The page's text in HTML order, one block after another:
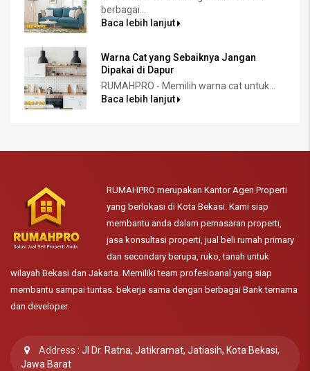
berbagai...
Baca lebih lanjut
Warna Cat yang Sebaiknya Jangan
Dipakai di Dapur
RUMAHPRO - Memilih warna cat untuk...
Baca lebih lanjut
RUMAHPRO merupakan Kantor Agen Properti
yang berlokasi di Kota Bekasi. Kami siap
membantu anda dalam pemasaran properti,
jasa konsultasi properti, jual beli rumah primary
dan secondary berupa, ruko, tanah untuk
wilayah Bekasi dan Jakarta. Memiliki team profesioanal yang siap
membantu sampai tuntas. bekerja sama dengan berbagai Bank ternama
dan developer.
Address : Jl Dr. Ratna, Jatikramat, Jatiasih, Kota Bekasi,
Jawa Barat